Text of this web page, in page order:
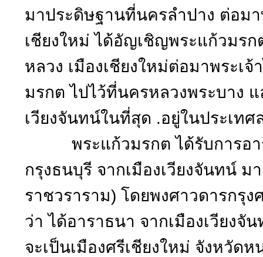
มาประดิษฐานที่นครลำปาง ต่อม
เชียงใหม่ ได้อัญเชิญพระแก้วมรก
หลวง เมืองเชียงใหม่ต่อมาพระเ
มรกต ไปไว้ที่นครหลวงพระบาง
เวียงจันทน์ในที่สุด .อยู่ในประเท
พระแก้วมรกต ได้รับการอาร
กรุงธนบุรี จากเมืองเวียงจันทน์
ราชวราราม) โดยพงศาวดารกรุ
ว่า ได้อาราธนา จากเมืองเวียง
จะเป็นเมืองศรีเชียงใหม่ จังหวัด